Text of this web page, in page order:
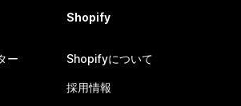
ー
Shopify
Shopifyについて
採用情報